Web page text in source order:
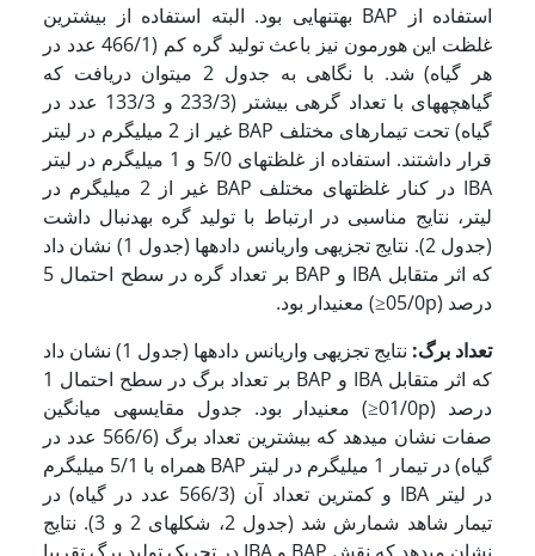
استفاده از BAP به­تنهایی بود. البته استفاده از بیشترین
غلظت این هورمون نیز باعث تولید گره کم (466/1 عدد در
هر گیاه) شد. با نگاهی به جدول 2 می­توان دریافت که
گیاهچه­های با تعداد گره­ی بیشتر (233/3 و 133/3 عدد در
گیاه) تحت تیمارهای مختلف BAP غیر از 2 میلی­گرم در لیتر
قرار داشتند. استفاده از غلظت­های 5/0 و 1 میلی­گرم در لیتر
IBA در کنار غلظت­های مختلف BAP غیر از 2 میلی­گرم در
لیتر، نتایج مناسبی در ارتباط با تولید گره به­دنبال داشت
(جدول 2). نتایج تجزیه­ی واریانس داده­ها (جدول 1) نشان داد
که اثر متقابل IBA و BAP بر تعداد گره در سطح احتمال 5
درصد (05/0p≤) معنی­دار بود.
تعداد برگ:
نتایج تجزیه­ی واریانس داده­ها (جدول 1) نشان داد
که اثر متقابل IBA و BAP بر تعداد برگ در سطح احتمال 1
درصد (01/0p≤) معنی­دار بود. جدول مقایسه­ی میانگین
صفات نشان می­دهد که بیشترین تعداد برگ (566/6 عدد در
گیاه) در تیمار 1 میلی­گرم در لیتر BAP همراه با 5/1 میلی­گرم
در لیتر IBA و کمترین تعداد آن (566/3 عدد در گیاه) در
تیمار شاهد شمارش شد (جدول 2، شکل­های 2 و 3). نتایج